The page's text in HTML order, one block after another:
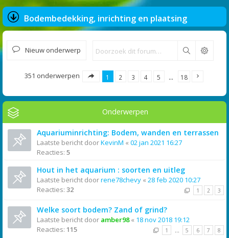
Bodembedekking, inrichting en plaatsing
Nieuw onderwerp Zoek
351 onderwerpen 1 2 3 4 5 … 18
Onderwerpen
Aquariuminrichting: Bodem, wanden en terrassen
Laatste bericht doorKevinM « 02 jan 2021 16:27
Reacties: 5
Hout in het aquarium : soorten en uitleg
Laatste bericht doorrene78chevy « 28 feb 2020 10:27
Reacties: 32 1 2 3
Welke soort bodem? Zand of grind?
Laatste bericht door amber98« 18 nov 2018 19:12
Reacties: 115 1 … 5 6 7 8